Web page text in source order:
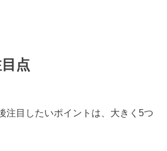
点
注目したいポイントは、大きく5つ